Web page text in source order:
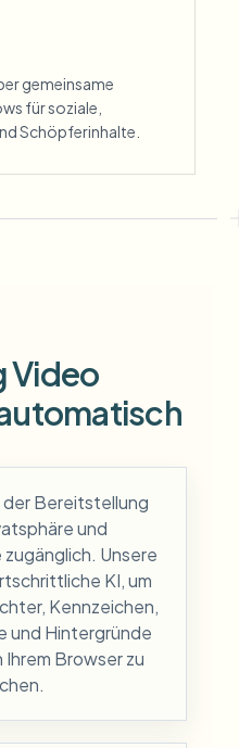
gemeinsame
für soziale,
Schöpferinhalte.
Video
Bereitstellung
und
Unsere
KI, um
Kennzeichen,
und Hintergründe
Ihrem Browser zu